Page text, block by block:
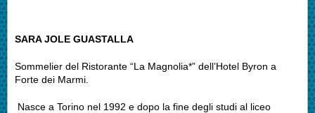
SARA JOLE GUASTALLA
Sommelier del Ristorante “La Magnolia*” dell’Hotel Byron a
Forte dei Marmi.
Nasce a Torino nel 1992 e dopo la fine degli studi al liceo